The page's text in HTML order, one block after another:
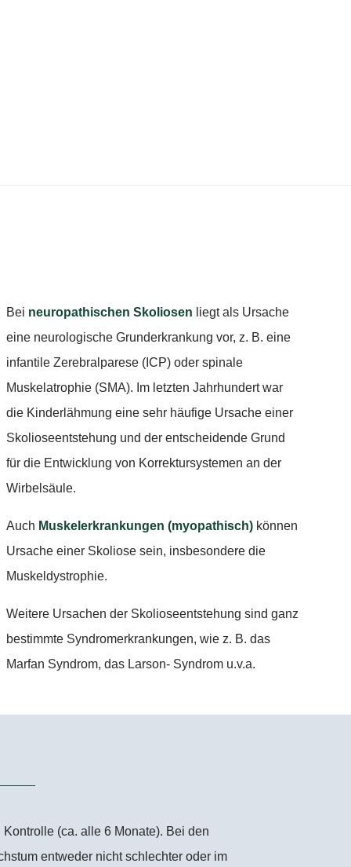
Bei neuropathischen Skoliosen liegt als Ursache
eine neurologische Grunderkrankung vor, z. B. eine
infantile Zerebralparese (ICP) oder spinale
Muskelatrophie (SMA). Im letzten Jahrhundert war
die Kinderlähmung eine sehr häufige Ursache einer
Skolioseentstehung und der entscheidende Grund
für die Entwicklung von Korrektursystemen an der
Wirbelsäule.
Auch Muskelerkrankungen (myopathisch)können
Ursache einer Skoliose sein, insbesondere die
Muskeldystrophie.
Weitere Ursachen der Skolioseentstehung sind ganz
bestimmte Syndromerkrankungen, wie z. B. das
Marfan Syndrom, das Larson- Syndrom u.v.a.
(ca. alle 6 Monate). Bei den
entweder nicht schlechter oder im